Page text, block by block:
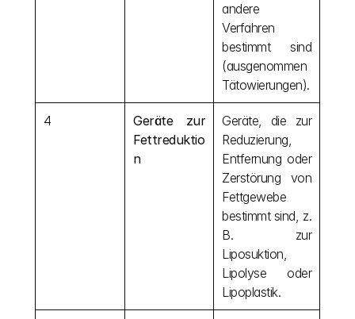
andere
Verfahren
bestimmt sind
(ausgenommen
Tätowierungen).
4
Geräte zur
Fettreduktio
n
Geräte, die zur
Reduzierung,
Entfernung oder
Zerstörung von
Fettgewebe
bestimmt sind, z.
B. zur
Liposuktion,
Lipolyse oder
Lipoplastik.